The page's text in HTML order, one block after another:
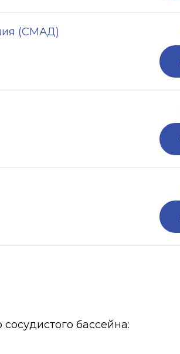
(СМАД)
бассейна: